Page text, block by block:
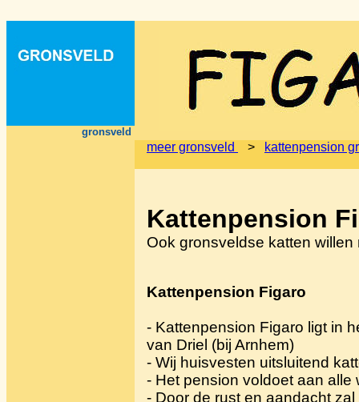
gronsveld
meer gronsveld > kattenpension
Kattenpension
Ook gronsveldse katten
Kattenpension Figaro
- Kattenpension Figaro ligt in
van Driel (bij Arnhem)
- Wij huisvesten uitsluitend
- Het pension voldoet aan alle
- Door de rust en aandacht